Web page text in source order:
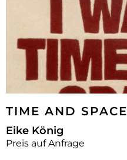
TIME AND SPACE
Eike König
Preis auf Anfrage